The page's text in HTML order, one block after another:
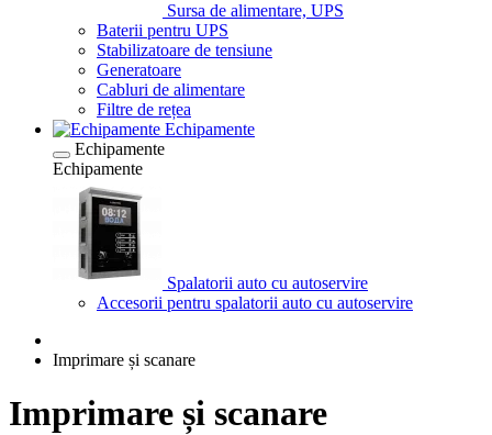
Sursa de alimentare, UPS
Baterii pentru UPS
Stabilizatoare de tensiune
Generatoare
Cabluri de alimentare
Filtre de rețea
Echipamente
Echipamente
Echipamente
Spalatorii auto cu autoservire
Accesorii pentru spalatorii auto cu autoservire
Imprimare și scanare
Imprimare și scanare